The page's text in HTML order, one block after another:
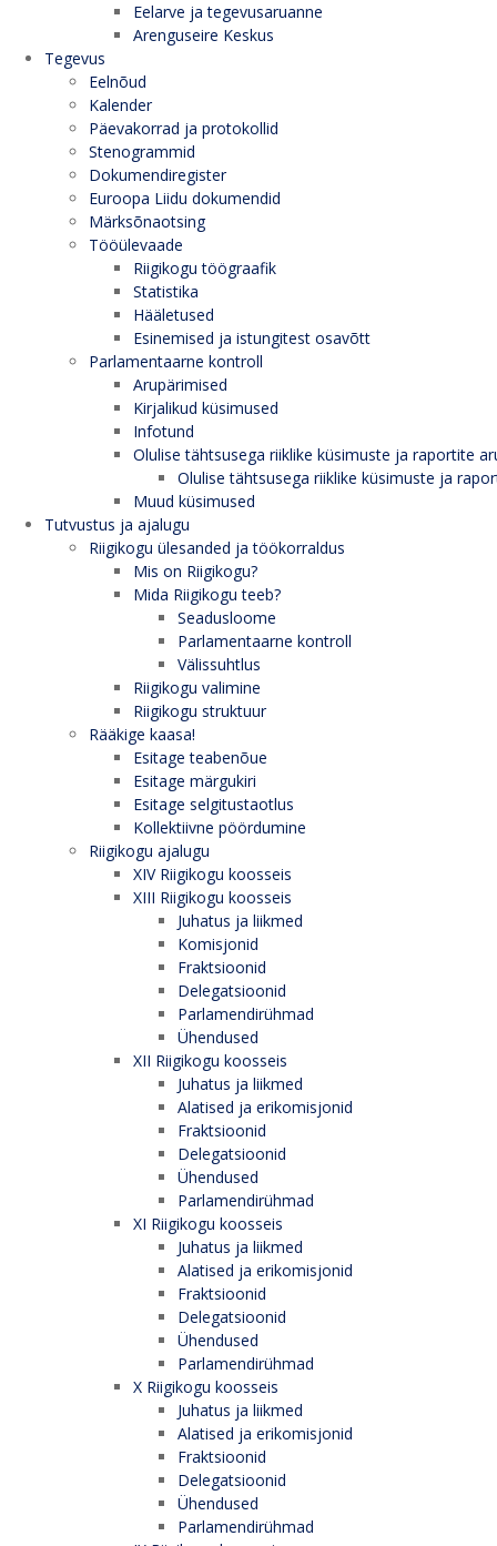
Eelarve ja tegevusaruanne
Arenguseire Keskus
Tegevus
Eelnõud
Kalender
Päevakorrad ja protokollid
Stenogrammid
Dokumendiregister
Euroopa Liidu dokumendid
Märksõnaotsing
Tööülevaade
Riigikogu töögraafik
Statistika
Hääletused
Esinemised ja istungitest osavõtt
Parlamentaarne kontroll
Arupärimised
Kirjalikud küsimused
Infotund
Olulise tähtsusega riiklike küsimuste ja raportite
Olulise tähtsusega riiklike küsimuste ja
Muud küsimused
Tutvustus ja ajalugu
Riigikogu ülesanded ja töökorraldus
Mis on Riigikogu?
Mida Riigikogu teeb?
Seadusloome
Parlamentaarne kontroll
Välissuhtlus
Riigikogu valimine
Riigikogu struktuur
Rääkige kaasa!
Esitage teabenõue
Esitage märgukiri
Esitage selgitustaotlus
Kollektiivne pöördumine
Riigikogu ajalugu
XIV Riigikogu koosseis
XIII Riigikogu koosseis
Juhatus ja liikmed
Komisjonid
Fraktsioonid
Delegatsioonid
Parlamendirühmad
Ühendused
XII Riigikogu koosseis
Juhatus ja liikmed
Alatised ja erikomisjonid
Fraktsioonid
Delegatsioonid
Ühendused
Parlamendirühmad
XI Riigikogu koosseis
Juhatus ja liikmed
Alatised ja erikomisjonid
Fraktsioonid
Delegatsioonid
Ühendused
Parlamendirühmad
X Riigikogu koosseis
Juhatus ja liikmed
Alatised ja erikomisjonid
Fraktsioonid
Delegatsioonid
Ühendused
Parlamendirühmad